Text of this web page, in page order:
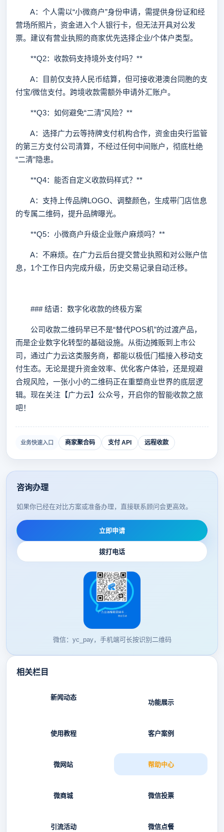
A：个人需以“小微商户”身份申请，需提供身份证和经
营场所照片，资金进入个人银行卡，但无法开具对公发
票。建议有营业执照的商家优先选择企业/个体户类型。
**Q2：收款码支持境外支付吗？**
A：目前仅支持人民币结算，但可接收港澳台同胞的支
付宝/微信支付。跨境收款需额外申请外汇账户。
**Q3：如何避免“二清”风险？**
A：选择广力云等持牌支付机构合作，资金由央行监管
的第三方支付公司清算，不经过任何中间账户，彻底杜绝
“二清”隐患。
**Q4：能否自定义收款码样式？**
A：支持上传品牌LOGO、调整颜色，生成带门店信息
的专属二维码，提升品牌曝光。
**Q5：小微商户升级企业账户麻烦吗？**
A：不麻烦。在广力云后台提交营业执照和对公账户信
息，1个工作日内完成升级，历史交易记录自动迁移。
### 结语：数字化收款的终极方案
公司收款二维码早已不是“替代POS机”的过渡产品，
而是企业数字化转型的基础设施。从街边摊贩到上市公
司，通过广力云这类服务商，都能以极低门槛接入移动支
付生态。无论是提升资金效率、优化客户体验，还是规避
合规风险，一张小小的二维码正在重塑商业世界的底层逻
辑。现在关注【广力云】公众号，开启你的智能收款之旅
吧！
业务快速入口 商家聚合码 支付 API 远程收款
咨询办理
如果你已经在对比方案或准备办理，直接联系顾问会更高效。
立即申请
拨打电话
微信：yc_pay，手机端可长按识别二维码
相关栏目
新闻动态
功能展示
使用教程 客户案例
微网站 帮助中心
微商城 微信投票
引流活动 微信点餐